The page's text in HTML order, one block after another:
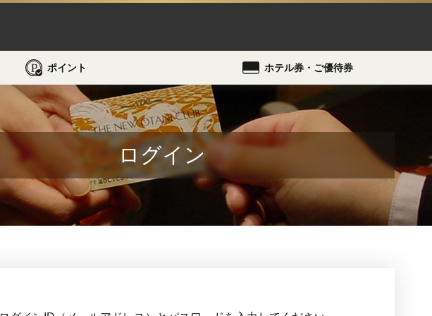
ポイント ホテル券・ご優待券
ログイン